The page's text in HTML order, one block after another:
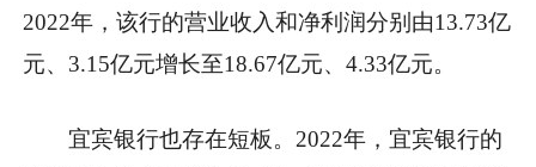
2022年，该行的营业收入和净利润分别由13.73亿
元、3.15亿元增长至18.67亿元、4.33亿元。
宜宾银行也存在短板。2022年，宜宾银行的